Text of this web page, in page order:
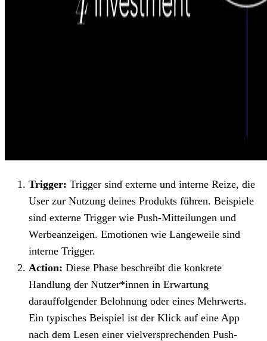
Trigger: Trigger sind externe und interne Reize, die
User zur Nutzung deines Produkts führen. Beispiele
sind externe Trigger wie Push-Mitteilungen und
Werbeanzeigen. Emotionen wie Langeweile sind
interne Trigger.
Action: Diese Phase beschreibt die konkrete
Handlung der Nutzer*innen in Erwartung
darauffolgender Belohnung oder eines Mehrwerts.
Ein typisches Beispiel ist der Klick auf eine App
nach dem Lesen einer vielversprechenden Push-